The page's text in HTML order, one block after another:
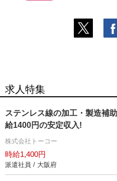
求人特集
ステンレス線の加工・製造補
給1400円の安定収入!
株式会社トーコー
時給1,400円
派遣社員 / 大阪府